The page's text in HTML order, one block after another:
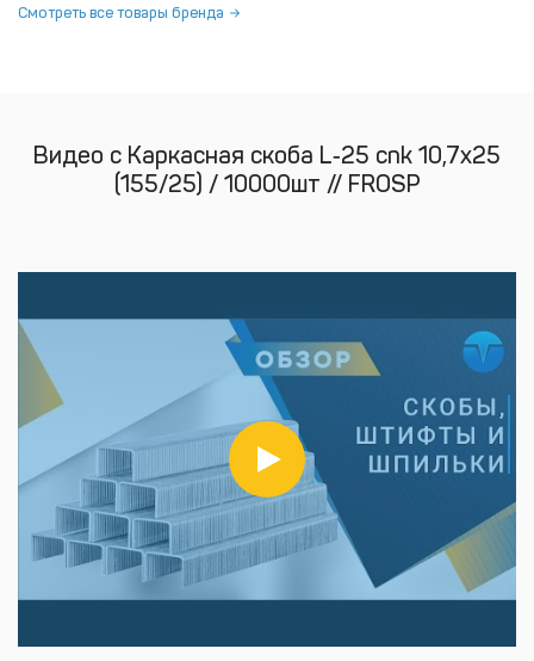
Смотреть все товары бренда
Видео с Каркасная скоба L‑25 cnk 10,7х25
(155/25) / 10000шт // FROSP